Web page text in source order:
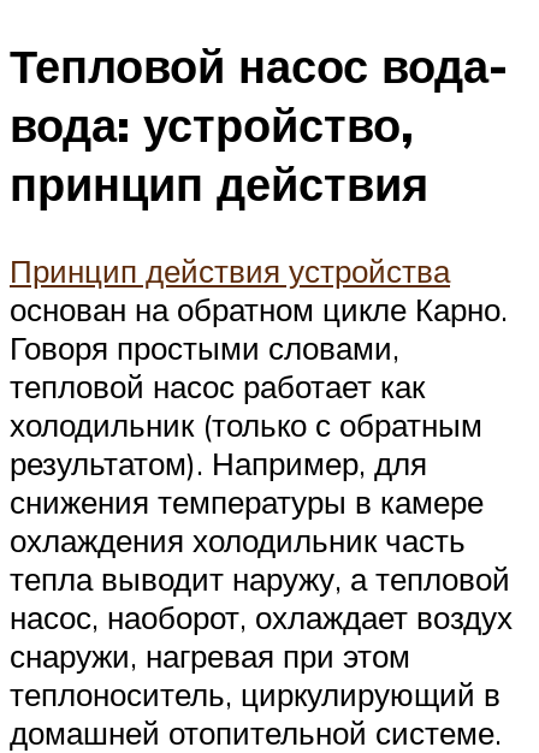
Тепловой насос вода-
вода: устройство,
принцип действия
Принцип действия устройства
основан на обратном цикле Карно.
Говоря простыми словами,
тепловой насос работает как
холодильник (только с обратным
результатом). Например, для
снижения температуры в камере
охлаждения холодильник часть
тепла выводит наружу, а тепловой
насос, наоборот, охлаждает воздух
снаружи, нагревая при этом
теплоноситель, циркулирующий в
домашней отопительной системе.